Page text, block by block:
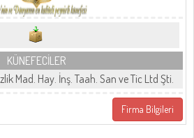
KÜNEFECİLER
Mad. Hay. İnş. Taah. San ve Tic Ltd Şti.
Firma Bilgileri